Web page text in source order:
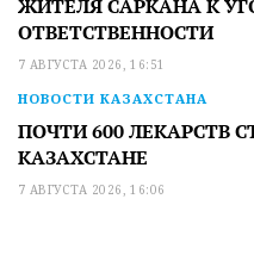
ЖИТЕЛЯ САРКАНА К
ОТВЕТСТВЕННОСТИ
7 АВГУСТА 2026, 16:51
НОВОСТИ КАЗАХСТАНА
ПОЧТИ 600 ЛЕКАРСТВ
КАЗАХСТАНЕ
7 АВГУСТА 2026, 16:06